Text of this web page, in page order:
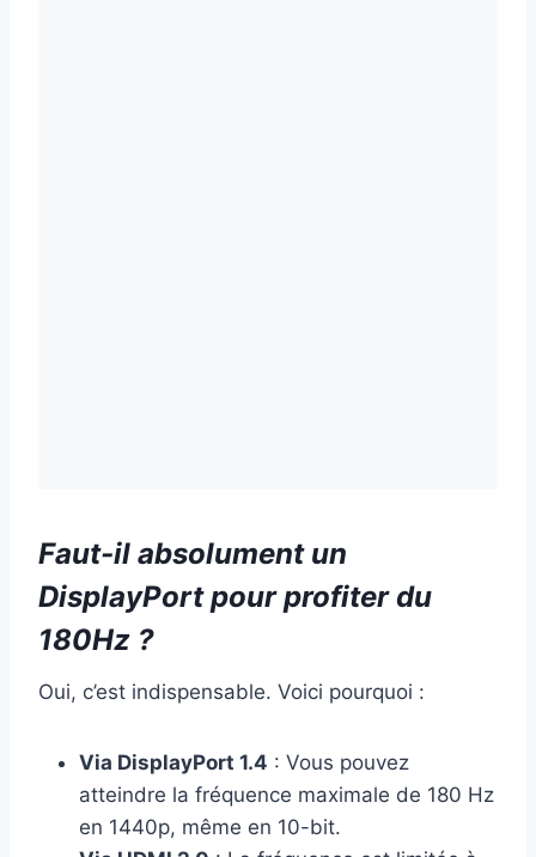
Faut-il absolument un
DisplayPort pour profiter du
180Hz ?
Oui, c’est indispensable. Voici pourquoi :
Via DisplayPort 1.4 : Vous pouvez
atteindre la fréquence maximale de 180 Hz
en 1440p, même en 10-bit.